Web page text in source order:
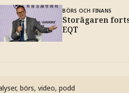
BÖRS OCH FINANS
Storägaren
EQT
börs, video, podd